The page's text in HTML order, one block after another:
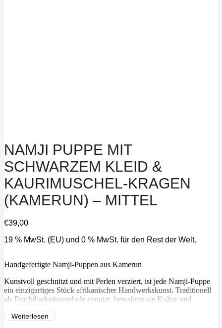
NAMJI PUPPE MIT
SCHWARZEM KLEID &
KAURIMUSCHEL-KRAGEN
(KAMERUN) – MITTEL
€39,00
19 % MwSt. (EU) und 0 % MwSt. für den Rest der Welt.
Handgefertigte Namji-Puppen aus Kamerun
Kunstvoll geschnitzt und mit Perlen verziert, ist jede Namji-Puppe
ein einzigartiges Stück afrikanischer Handwerkskunst. Traditionell
als Fruchtbarkeitssymbole genutzt, bewahren sie Kultur und
Weiterlesen